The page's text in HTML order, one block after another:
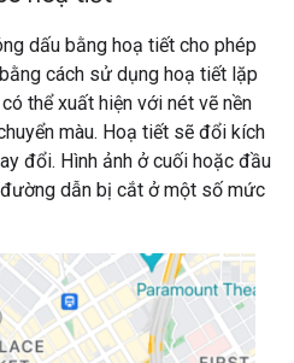
dấu bằng hoạ tiết cho phép
cách sử dụng hoạ tiết lặp
thể xuất hiện với nét vẽ nền
màu. Hoạ tiết sẽ đổi kích
đổi. Hình ảnh ở cuối hoặc đầu
dẫn bị cắt ở một số mức